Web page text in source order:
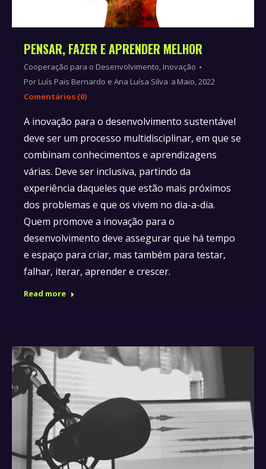
PENSAR, FAZER E APRENDER MELHOR
Cooperação para o Desenvolvimento, Inovação
Por Luís Pais Bernardo e Ana Luísa Silva
Maio, 2022
Comentários (0)
A inovação para o desenvolvimento sustentável
deve ser um processo multidisciplinar, em que se
combinam conhecimentos e aprendizagens
várias. Deve ser inclusiva, partindo da
experiência daqueles que estão mais próximos
dos problemas e que os vivem no dia-a-dia.
Quem promove a inovação para o
desenvolvimento deve assegurar que há tempo
e espaço para criar, mas também para testar,
falhar, iterar, aprender e crescer.
Read more